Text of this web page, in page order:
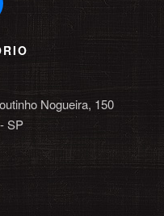
Nogueira, 150
SP